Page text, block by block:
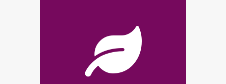
Préserver les équilibres
naturels du sol et des plantes,
Favoriser le recyclage,
Rechercher l’équilibre en
matières organiques, Choisir